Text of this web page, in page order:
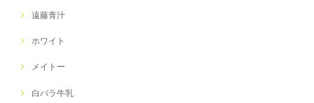
遠藤青汁
ホワイト
メイトー
白バラ牛乳